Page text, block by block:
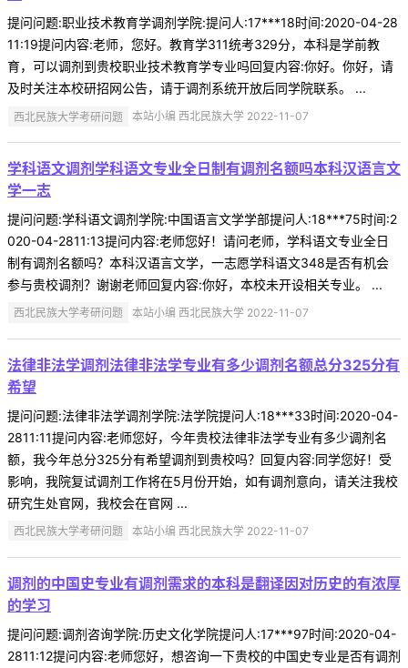
提问问题:职业技术教育学调剂学院:提问人:17***18时间:2020-04-28
11:19提问内容:老师，您好。教育学311统考329分，本科是学前教
育，可以调剂到贵校职业技术教育学专业吗回复内容:你好。你好，请
及时关注本校研招网公告，请于调剂系统开放后同学院联系。 ...
西北民族大学考研问题 本站小编 西北民族大学 2022-11-07
学科语文调剂学科语文专业全日制有调剂名额吗本科汉语言文
学一志
提问问题:学科语文调剂学院:中国语言文学学部提问人:18***75时间:2
020-04-2811:13提问内容:老师您好！请问老师，学科语文专业全日
制有调剂名额吗？本科汉语言文学，一志愿学科语文348是否有机会
参与贵校调剂？谢谢老师回复内容:你好，本校未开设相关专业。 ...
西北民族大学考研问题 本站小编 西北民族大学 2022-11-07
法律非法学调剂法律非法学专业有多少调剂名额总分325分有
希望
提问问题:法律非法学调剂学院:法学院提问人:18***33时间:2020-04-
2811:11提问内容:老师您好，今年贵校法律非法学专业有多少调剂名
额，我今年总分325分有希望调剂到贵校吗？回复内容:同学您好！受
影响，我院复试调剂工作将在5月份开始，如有调剂意向，请关注我校
研究生处官网，我校会在官网 ...
西北民族大学考研问题 本站小编 西北民族大学 2022-11-07
调剂的中国史专业有调剂需求的本科是翻译因对历史的有浓厚
的学习
提问问题:调剂咨询学院:历史文化学院提问人:17***97时间:2020-04-
2811:12提问内容:老师您好，想咨询一下贵校的中国史专业是否有调剂